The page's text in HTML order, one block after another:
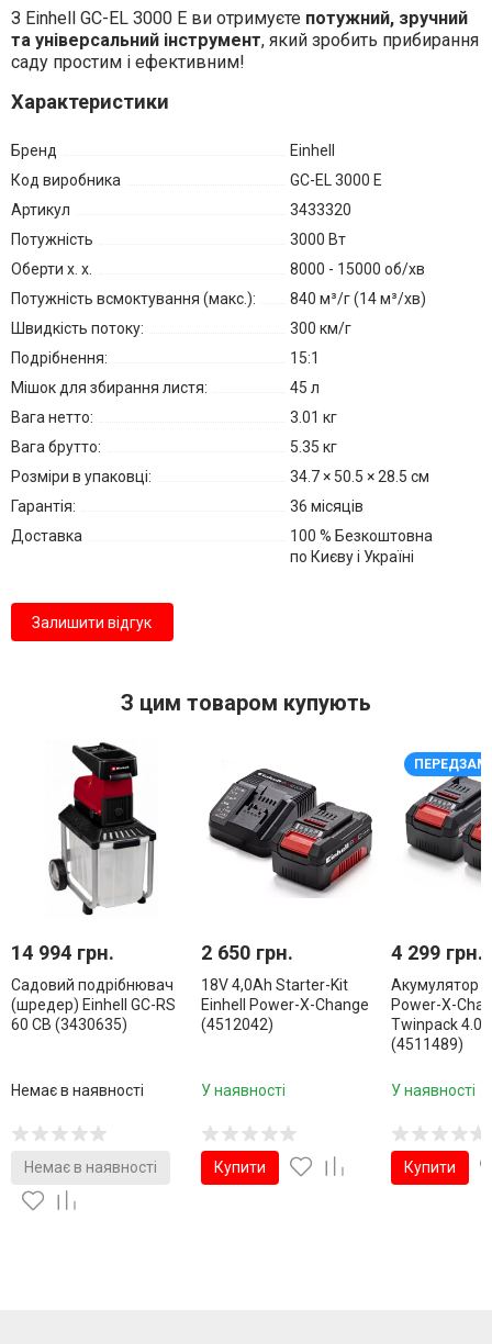
З Einhell GC-EL 3000 E ви отримуєте потужний, зручний
та універсальний інструмент, який зробить прибирання
саду простим і ефективним!
Характеристики
Бренд
Einhell
Код виробника
GC-EL 3000 E
Артикул
3433320
Потужність
3000 Вт
Оберти х. х.
8000 - 15000 об/хв
Потужність всмоктування (макс.):
840 м³/г (14 м³/хв)
Швидкість потоку:
300 км/г
Подрібнення:
15:1
Мішок для збирання листя:
45 л
Вага нетто:
3.01 кг
Вага брутто:
5.35 кг
Розміри в упаковці:
34.7 × 50.5 × 28.5 см
Гарантія:
36 місяців
Доставка
100 % Безкоштовна
по Києву і Україні
Залишити відгук
З цим товаром купують
14 994 грн.
Садовий подрібнювач
(шредер) Einhell GC-RS
60 CB (3430635)
Немає в наявності
Немає в наявності
2 650 грн.
18V 4,0Аh Starter-Kit
Einhell Power-X-Change
(4512042)
У наявності
Купити
4 299 грн.
Акумулятор
Power-X-
Twinpack 4.0
(4511489)
У наявності
Купити